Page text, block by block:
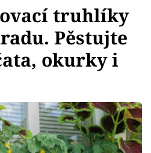
truhlíky
Pěstujte
okurky i